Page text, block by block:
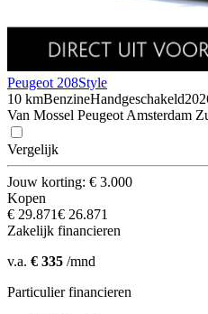
Peugeot 208Style
10 kmBenzineHandgeschakeld
Van Mossel Peugeot Amsterdam
Vergelijk
Jouw korting: € 3.000
Kopen
€ 29.871€ 26.871
Zakelijk financieren
v.a. € 335 /mnd
Particulier financieren